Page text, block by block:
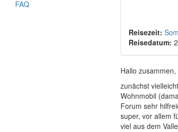
FAQ
Reisezeit:
Reisedatum:
Hallo zusammen,
zunächst
Wohnmobil
Forum sehr
super, vor allem
viel aus dem